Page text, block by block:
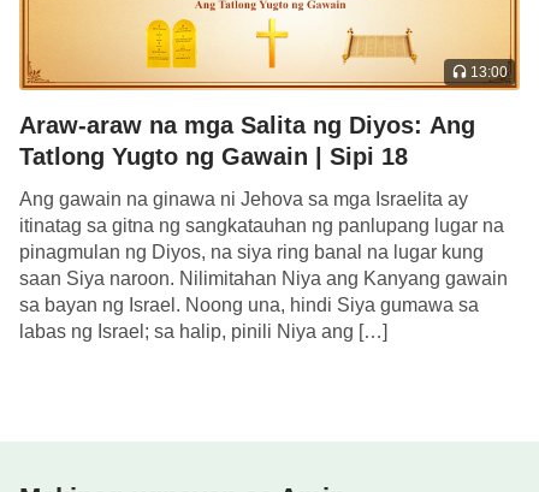
Kanyang mga utos, at isagawa ang iniuutos ng mga
sugo. At ano ang isinasagawa ng taong ito?
gawin at isakatuparan ng tao sa mundo. Sa
panahong iyon, ang iniuutos ng Diyos na gawin at
isakatuparan ng tao sa lupa ay matatawag bang
daan ng Diyos? Hindi. Dahil sa panahong iyon, ang
hiningi lamang ng Diyos ay ang gumawa ang tao ng
ilang simpleng bagay; nagbigkas Siya ng ilang
13:00
Araw-araw na mga Salita ng Diyos: Ang
Tatlong Yugto ng Gawain | Sipi 18
Ang gawain na ginawa ni Jehova sa mga Israelita ay
itinatag sa gitna ng sangkatauhan ng panlupang lugar na
pinagmulan ng Diyos, na siya ring banal na lugar kung
saan Siya naroon. Nilimitahan Niya ang Kanyang gawain
sa bayan ng Israel. Noong una, hindi Siya gumawa sa
labas ng Israel; sa halip, pinili Niya ang […]